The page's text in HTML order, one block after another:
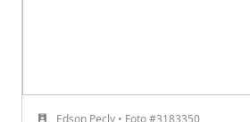
Edson Pecly • Foto #3183350